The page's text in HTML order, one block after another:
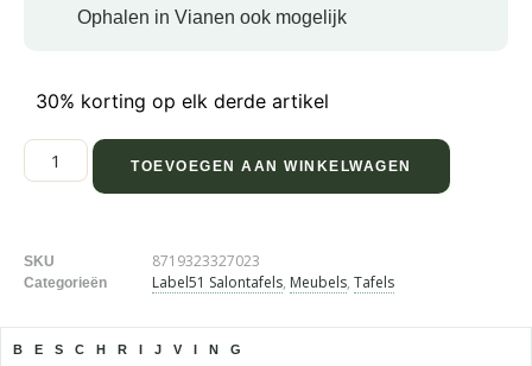
Ophalen in Vianen ook mogelijk
30% korting op elk derde artikel
TOEVOEGEN AAN WINKELWAGEN
SKU 8719323327023
Categorieën Label51 Salontafels, Meubels, Tafels
BESCHRIJVING